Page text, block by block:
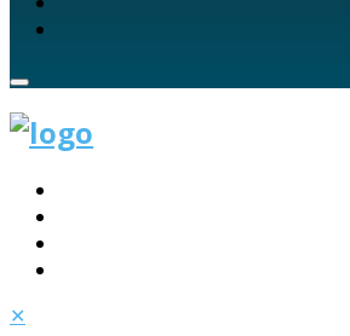
✕